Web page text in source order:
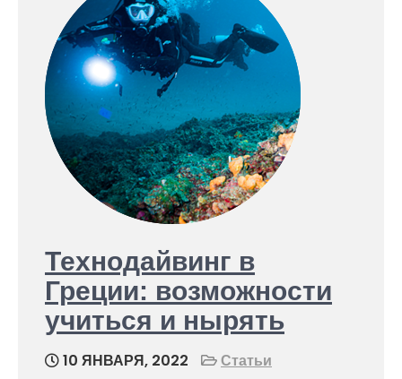
Технодайвинг в
Греции: возможности
учиться и нырять
10 ЯНВАРЯ, 2022
Статьи